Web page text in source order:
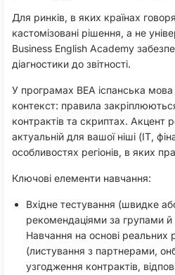
Для ринків, в яких країнах
кастомізовані рішення, а не
Business English Academy
діагностики до звітності.
У програмах BEA іспанська
контекст: правила
контрактів та скриптах. Акцент
актуальній для вашої ніші (IT,
особливостях регіонів, в яких
Ключові елементи навчання:
Вхідне тестування (швидке
рекомендаціями за групами
Навчання на основі реальних
(листування з партнерами,
узгодження контрактів,